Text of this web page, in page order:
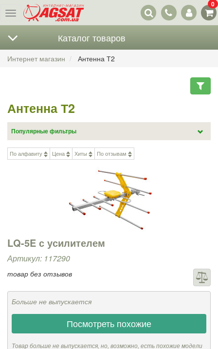
Меню
Наши
контакты
0
Каталог товаров
Интернет магазин Антенна Т2
Антенна Т2
Популярные фильтры
Комнатные антенны (33)
Комнатные антенны с усилителем (20)
Наружная антенна с усилителем (29)
Дециметровые антенны (120)
Логопериодические антенны (33)
Блок питания для антенны (8)
Автомобильная ТВ антенна (3)
Антенны для дачи (65)
Инжекторы питания (6)
Усилители, мачты, разветвители и аксессуары для антенн (27)
По алфавиту Цена Хиты По отзывам
LQ-5E с усилителем
Артикул: 117290
товар без отзывов
Больше не выпускается
Посмотреть похожие
Товар больше не выпускается, но, возможно, есть похожие модели